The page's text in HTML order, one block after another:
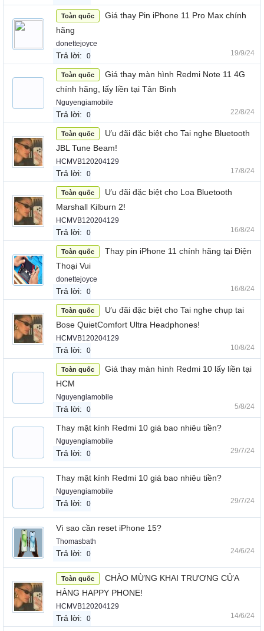
Toàn quốc
Giá thay Pin iPhone 11 Pro Max chính
hãng
donettejoyce
Trả lời: 0 19/9/24
Toàn quốc
Giá thay màn hình Redmi Note 11 4G
chính hãng, lấy liền tại Tân Bình
Nguyengiamobile
Trả lời: 0 22/8/24
Toàn quốc
Ưu đãi đặc biệt cho Tai nghe Bluetooth
JBL Tune Beam!
HCMVB120204129
Trả lời: 0 17/8/24
Toàn quốc
Ưu đãi đặc biệt cho Loa Bluetooth
Marshall Kilburn 2!
HCMVB120204129
Trả lời: 0 16/8/24
Toàn quốc
Thay pin iPhone 11 chính hãng tại Điện
Thoại Vui
donettejoyce
Trả lời: 0 16/8/24
Toàn quốc
Ưu đãi đặc biệt cho Tai nghe chụp tai
Bose QuietComfort Ultra Headphones!
HCMVB120204129
Trả lời: 0 10/8/24
Toàn quốc
Giá thay màn hình Redmi 10 lấy liền tại
HCM
Nguyengiamobile
Trả lời: 0 5/8/24
Thay mặt kính Redmi 10 giá bao nhiêu tiền?
Nguyengiamobile
Trả lời: 0 29/7/24
Thay mặt kính Redmi 10 giá bao nhiêu tiền?
Nguyengiamobile
Trả lời: 0 29/7/24
Vì sao cần reset iPhone 15?
Thomasbath
Trả lời: 0 24/6/24
Toàn quốc
CHÀO MỪNG KHAI TRƯƠNG CỬA
HÀNG HAPPY PHONE!
HCMVB120204129
Trả lời: 0 14/6/24